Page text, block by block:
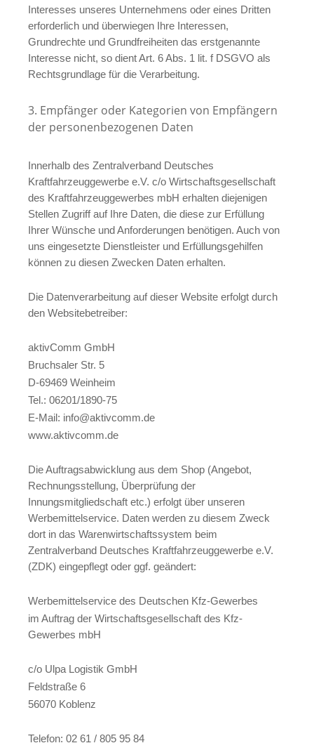
Interesses unseres Unternehmens oder eines Dritten
erforderlich und überwiegen Ihre Interessen,
Grundrechte und Grundfreiheiten das erstgenannte
Interesse nicht, so dient Art. 6 Abs. 1 lit. f DSGVO als
Rechtsgrundlage für die Verarbeitung.
3. Empfänger oder Kategorien von Empfängern
der personenbezogenen Daten
Innerhalb des Zentralverband Deutsches
Kraftfahrzeuggewerbe e.V. c/o Wirtschaftsgesellschaft
des Kraftfahrzeuggewerbes mbH erhalten diejenigen
Stellen Zugriff auf Ihre Daten, die diese zur Erfüllung
Ihrer Wünsche und Anforderungen benötigen. Auch von
uns eingesetzte Dienstleister und Erfüllungsgehilfen
können zu diesen Zwecken Daten erhalten.
Die Datenverarbeitung auf dieser Website erfolgt durch
den Websitebetreiber:
aktivComm GmbH
Bruchsaler Str. 5
D-69469 Weinheim
Tel.: 06201/1890-75
E-Mail: info@aktivcomm.de
www.aktivcomm.de
Die Auftragsabwicklung aus dem Shop (Angebot,
Rechnungsstellung, Überprüfung der
Innungsmitgliedschaft etc.) erfolgt über unseren
Werbemittelservice. Daten werden zu diesem Zweck
dort in das Warenwirtschaftssystem beim
Zentralverband Deutsches Kraftfahrzeuggewerbe e.V.
(ZDK) eingepflegt oder ggf. geändert:
Werbemittelservice des Deutschen Kfz-Gewerbes
im Auftrag der Wirtschaftsgesellschaft des Kfz-
Gewerbes mbH
c/o Ulpa Logistik GmbH
Feldstraße 6
56070 Koblenz
Telefon: 02 61 / 805 95 84